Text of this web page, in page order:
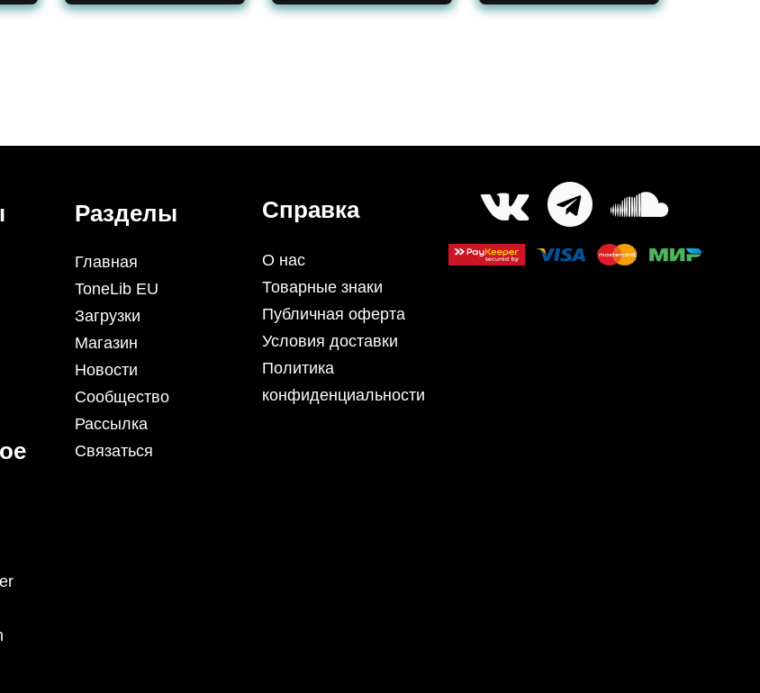
Разделы
Главная
ToneLib EU
Загрузки
Магазин
Новости
Сообщество
Рассылка
Связаться
Справка
О нас
Товарные знаки
Публичная оферта
Условия доставки
Политика
конфиденциальности